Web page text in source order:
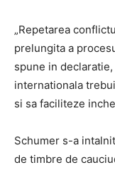
„Repetarea
prelungita a
spune in
internationala
si sa faciliteze
Schumer s-a
de timbre de